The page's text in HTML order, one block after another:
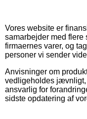
Vores website er
samarbejder med flere
firmaernes varer, og
personer vi sender
Anvisninger om
vedligeholdes jævnligt,
ansvarlig for
sidste opdatering af